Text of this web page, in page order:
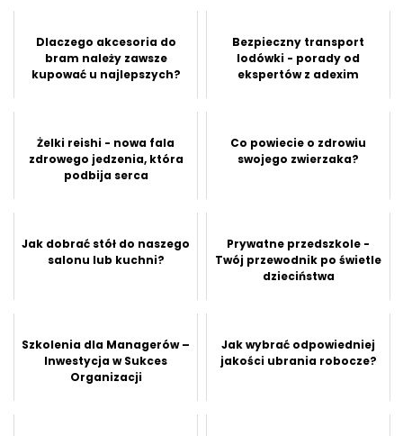
Dlaczego akcesoria do
bram należy zawsze
kupować u najlepszych?
Bezpieczny transport
lodówki - porady od
ekspertów z adexim
Żelki reishi - nowa fala
zdrowego jedzenia, która
podbija serca
Co powiecie o zdrowiu
swojego zwierzaka?
Jak dobrać stół do naszego
salonu lub kuchni?
Prywatne przedszkole -
Twój przewodnik po świetle
dzieciństwa
Szkolenia dla Managerów –
Inwestycja w Sukces
Organizacji
Jak wybrać odpowiedniej
jakości ubrania robocze?